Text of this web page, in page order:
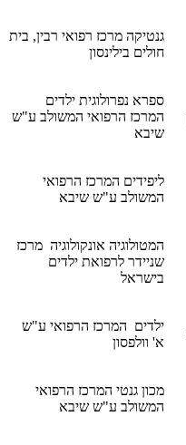
גנטיקה מרכז רפואי רבין, בית
חולים בילינסון
ספרא נפרולוגית ילדים
המרכז הרפואי המשולב ע"ש
שיבא
ליפידים המרכז הרפואי
המשולב ע"ש שיבא
המטולוגיה אונקולוגיה מרכז
שניידר לרפואת ילדים
בישראל
ילדים המרכז הרפואי ע"ש
א' וולפסון
מכון גנטי המרכז הרפואי
המשולב ע"ש שיבא